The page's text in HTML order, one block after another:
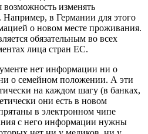
возможность изменять
в Германии для этого
о новом месте проживания.
обязательным во всех
лица стран ЕС.
нет информации ни о
о семейном положении. А эти
на каждом шагу (в банках,
они есть в новом
в электронном чипе
с него информации нужны